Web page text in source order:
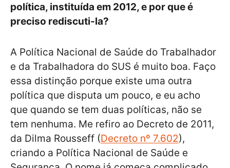
política, instituída em 2012, e por que é
preciso rediscuti-la?
A Política Nacional de Saúde do Trabalhador
e da Trabalhadora do SUS é muito boa. Faço
essa distinção porque existe uma outra
política que disputa um pouco, e eu acho
que quando se tem duas políticas, não se
tem nenhuma. Me refiro ao Decreto de 2011,
da Dilma Rousseff (Decreto nº 7.602),
criando a Política Nacional de Saúde e